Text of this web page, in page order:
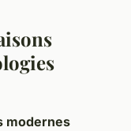
modernes